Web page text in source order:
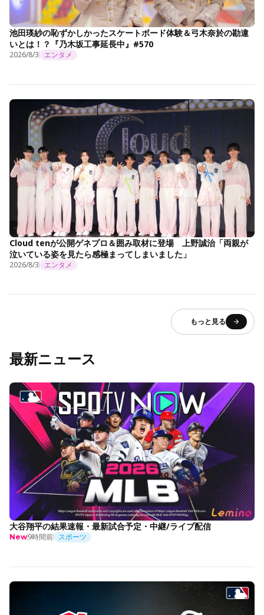
池田瑛紗の恥ずかしかったスケートボード体験＆弓木奈於の勘違
いとは！？『乃木坂工事延長中』#570
2026/8/3 エンタメ
Cloud tenが公開ゲネプロ＆囲み取材に登場 上野誠治「両親が
泣いている姿を見たら感極まってしまいました」
2026/8/3 エンタメ
もっと見る
最新ニュース
大谷翔平の結果速報・最新試合予定・中継/ライブ配信
New9時間前 スポーツ